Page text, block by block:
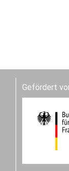
Gefördert